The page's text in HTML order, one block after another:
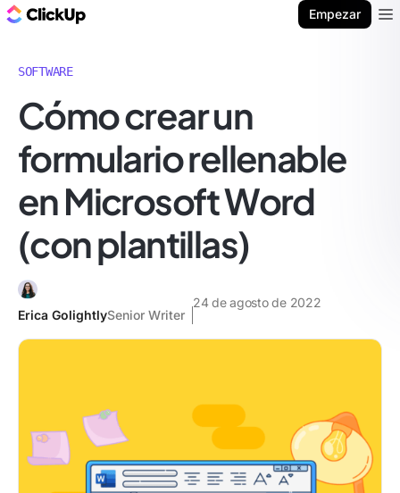
Empezar
SOFTWARE
Cómo crear un
formulario rellenable
en Microsoft Word
(con plantillas)
Erica GolightlySenior Writer
24 de agosto de 2022